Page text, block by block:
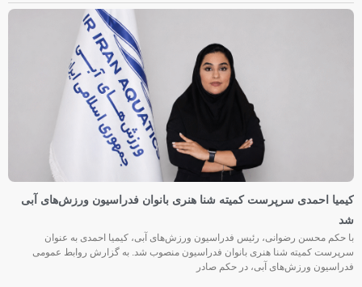
کیمیا احمدی سرپرست کمیته شنا هنری بانوان فدراسیون ورزش‌های آبی
شد
با حکم محسن رضوانی، رئیس فدراسیون ورزش‌های آبی، کیمیا احمدی به عنوان
سرپرست کمیته شنا هنری بانوان فدراسیون منصوب شد. به گزارش روابط عمومی
فدراسیون ورزش‌های آبی، در حکم صادر